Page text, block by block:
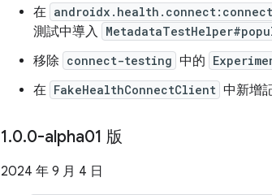
在
測試中導入
移除 connect-testing 中的
在 FakeHealthConnectClient 中新增
1.0.0-alpha01 版
2024 年 9 月 4 日